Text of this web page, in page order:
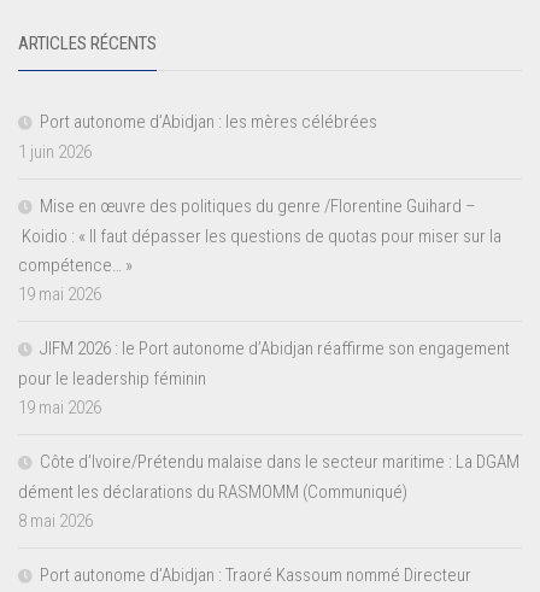
ARTICLES RÉCENTS
Port autonome d’Abidjan : les mères célébrées
1 juin 2026
Mise en œuvre des politiques du genre /Florentine Guihard –
Koidio : « Il faut dépasser les questions de quotas pour miser sur la
compétence… »
19 mai 2026
JIFM 2026 : le Port autonome d’Abidjan réaffirme son engagement
pour le leadership féminin
19 mai 2026
Côte d’Ivoire/Prétendu malaise dans le secteur maritime : La DGAM
dément les déclarations du RASMOMM (Communiqué)
8 mai 2026
Port autonome d’Abidjan : Traoré Kassoum nommé Directeur